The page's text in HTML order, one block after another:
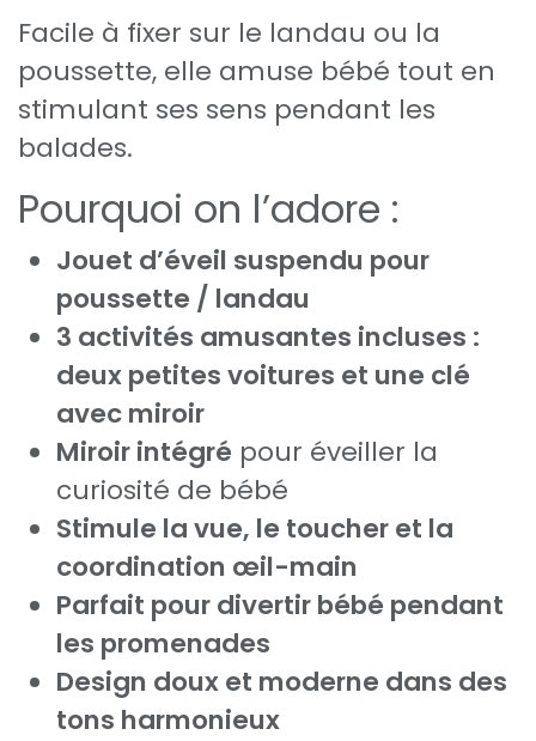
Facile à fixer sur le landau ou la
poussette, elle amuse bébé tout en
stimulant ses sens pendant les
balades.
Pourquoi on l’adore :
Jouet d’éveil suspendu pour
poussette / landau
3 activités amusantes incluses :
deux petites voitures et une clé
avec miroir
Miroir intégré pour éveiller la
curiosité de bébé
Stimule la vue, le toucher et la
coordination œil-main
Parfait pour divertir bébé pendant
les promenades
Design doux et moderne dans des
tons harmonieux